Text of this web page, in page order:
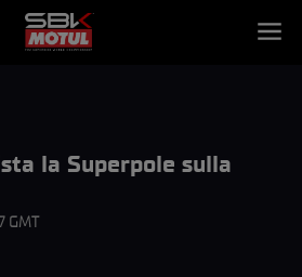
la Superpole sulla
GMT